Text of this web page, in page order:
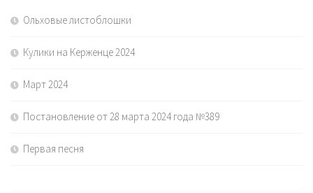
Ольховые листоблошки
Кулики на Керженце 2024
Март 2024
Постановление от 28 марта 2024 года №389
Первая песня